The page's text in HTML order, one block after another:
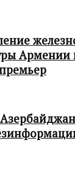
Армении